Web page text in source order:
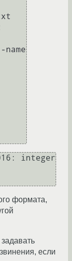
`find -maxdepth 1 -name
integer
формата,
если